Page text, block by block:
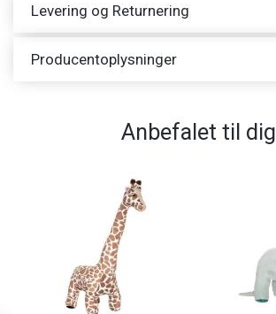
Levering og Returnering
Producentoplysninger
Anbefalet til dig